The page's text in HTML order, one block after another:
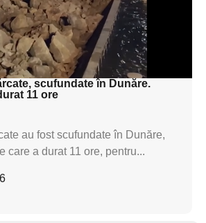
aici
subti
scufundate în Dunăre.
11 ore
au fost scufundate în Dunăre,
care a durat 11 ore, pentru...